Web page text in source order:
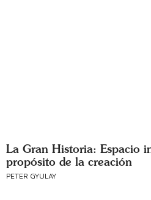
La Gran Historia: Espacio
propósito de la creación
PETER GYULAY